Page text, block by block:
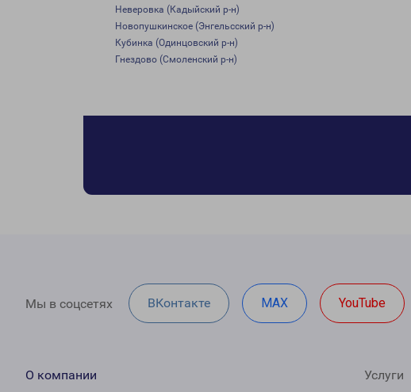
Неверовка (Кадыйский р-н)
Новопушкинское (Энгельсский р-н)
Кубинка (Одинцовский р-н)
Гнездово (Смоленский р-н)
Мы в соцсетях ВКонтакте MAX YouTube
О компании
Услуги